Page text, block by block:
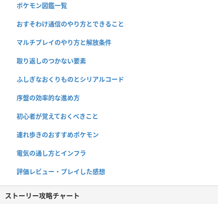
ポケモン図鑑一覧
おすそわけ通信のやり方とできること
マルチプレイのやり方と解放条件
取り返しのつかない要素
ふしぎなおくりものとシリアルコード
序盤の効率的な進め方
初心者が覚えておくべきこと
連れ歩きのおすすめポケモン
電気の通し方とインフラ
評価レビュー・プレイした感想
ストーリー攻略チャート